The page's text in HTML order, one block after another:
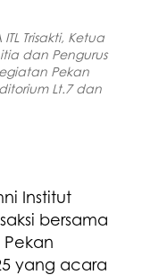
Trisakti, Ketua
dan Pengurus
Pekan
Lt.7 dan
Institut
bersama
Pekan
yang acara